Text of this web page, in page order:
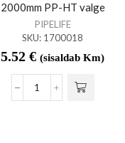
2000mm PP-HT valge
PIPELIFE
SKU: 1700018
5.52 € (sisaldab Km)